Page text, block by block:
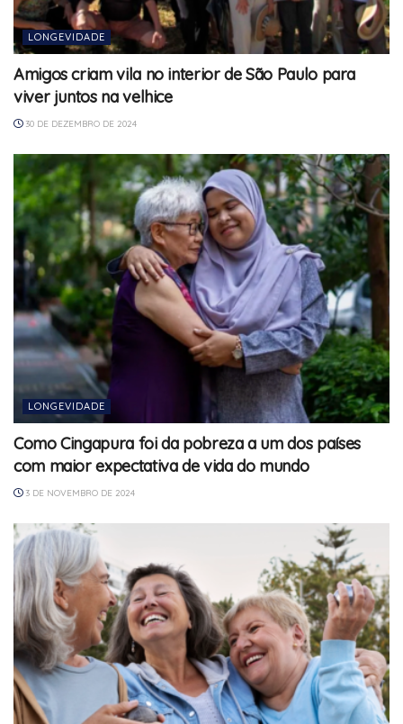
LONGEVIDADE
Amigos criam vila no interior de São Paulo para
viver juntos na velhice
30 DE DEZEMBRO DE 2024
LONGEVIDADE
Como Cingapura foi da pobreza a um dos países
com maior expectativa de vida do mundo
3 DE NOVEMBRO DE 2024